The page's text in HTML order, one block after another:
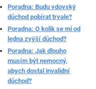
Poradna: Budu vdovský
důchod pobírat trvale?
Poradna: O kolik se mi od
ledna zvýší důchod?
Poradna: Jak dlouho
musím být nemocný,
abych dostal invalidní
důchod?